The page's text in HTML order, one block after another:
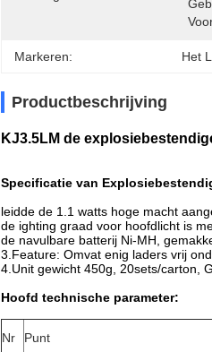
Markeren: Het
Productbeschrijving
KJ3.5LM de
Specificatie van
leidde de 1.1 watts hoge macht
de ighting graad voor hoofdlicht is
de navulbare batterij Ni-MH,
3.Feature: Omvat enig laders vrij
4.Unit gewicht 450g, 20sets/carton,
Hoofd technische parameter:
Nr Punt